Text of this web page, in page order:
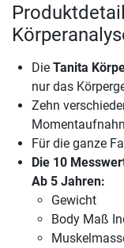
Die Tanita
nur das
Zehn
Für die ganze
Die 10
Ab 5 Jahren:
Gewicht
Body Maß